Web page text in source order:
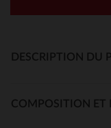
DESCRIPTION DU
COMPOSITION ET